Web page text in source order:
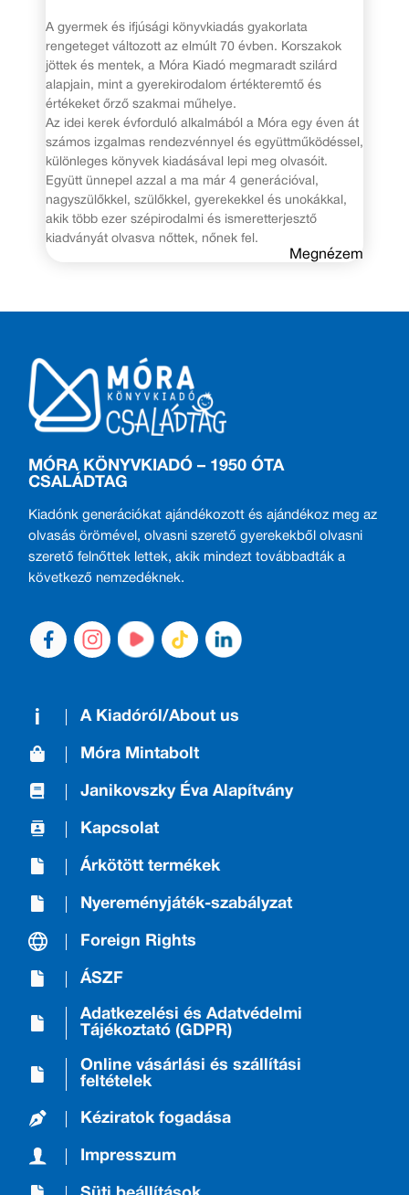
A gyermek és ifjúsági könyvkiadás gyakorlata
rengeteget változott az elmúlt 70 évben. Korszakok
jöttek és mentek, a Móra Kiadó megmaradt szilárd
alapjain, mint a gyerekirodalom értékteremtő és
értékeket őrző szakmai műhelye.
Az idei kerek évforduló alkalmából a Móra egy éven át
számos izgalmas rendezvénnyel és együttműködéssel,
különleges könyvek kiadásával lepi meg olvasóit.
Együtt ünnepel azzal a ma már 4 generációval,
nagyszülőkkel, szülőkkel, gyerekekkel és unokákkal,
akik több ezer szépirodalmi és ismeretterjesztő
kiadványát olvasva nőttek, nőnek fel.
Megnézem
MÓRA KÖNYVKIADÓ – 1950 ÓTA
CSALÁDTAG
Kiadónk generációkat ajándékozott és ajándékoz meg az
olvasás örömével, olvasni szerető gyerekekből olvasni
szerető felnőttek lettek, akik mindezt továbbadták a
következő nemzedéknek.
A Kiadóról/About us
Móra Mintabolt
Janikovszky Éva Alapítvány
Kapcsolat
Árkötött termékek
Nyereményjáték-szabályzat
Foreign Rights
ÁSZF
Adatkezelési és Adatvédelmi
Tájékoztató (GDPR)
Online vásárlási és szállítási
feltételek
Kéziratok fogadása
Impresszum